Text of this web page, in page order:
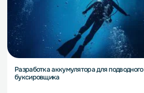
Разработка аккумулятора для подводного
буксировщика